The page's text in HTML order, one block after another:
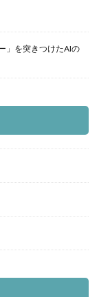
」を突きつけたAIの